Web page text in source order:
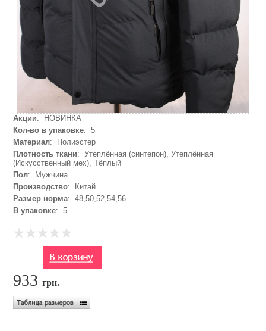
Акции: НОВИНКА
Кол-во в упаковке: 5
Материал: Полиэстер
Плотность ткани: Утеплённая (синтепон), Утеплённая
(Искусственный мех), Тёплый
Пол: Мужчина
Производство: Китай
Размер норма: 48,50,52,54,56
В упаковке: 5
933грн.